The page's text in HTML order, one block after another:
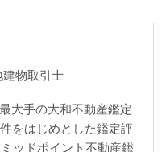
物取引士
大手の大和不動産鑑定
をはじめとした鑑定評
ッドポイント不動産鑑